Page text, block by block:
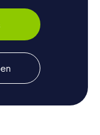
ontwikkeling
Museo de la
Portugalete ook
proberen. Een
la Vizcaína, een
Laat deze
de omgeving